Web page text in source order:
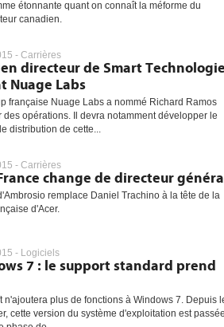
étonnante quant on connaît la méforme du
canadien.
- Carrières
directeur de Smart
Nuage Labs
française Nuage Labs a nommé Richard Ramos
des opérations. Il devra notamment développer le
distribution de cette...
- Carrières
change de directeur
remplace Daniel Trachino à la tête de la
d'Acer.
- Logiciels
7 : le support standard prend
n'ajoutera plus de fonctions à Windows 7. Depuis
cette version du système d'exploitation est